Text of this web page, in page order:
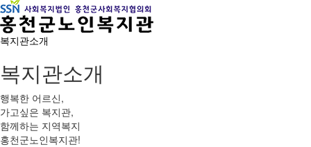
복지관소개
복지관소개
행복한 어르신,
가고싶은 복지관,
함께하는 지역복지
홍천군노인복지관!